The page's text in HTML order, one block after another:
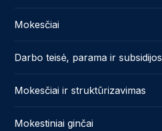
Mokesčiai
Darbo teisė, parama ir subsidijos
Mokesčiai ir struktūrizavimas
Mokestiniai ginčai